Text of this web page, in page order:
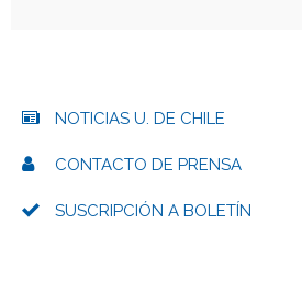
NOTICIAS U. DE CHILE
CONTACTO DE PRENSA
SUSCRIPCIÓN A BOLETÍN